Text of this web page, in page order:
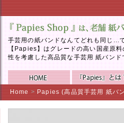
手芸用の紙バンドなんてどれも同じ...
【Papies】はグレードの高い国産原
性を考慮した高品質な手芸用 紙バン
Home >Papies (高品質手芸用 紙バ